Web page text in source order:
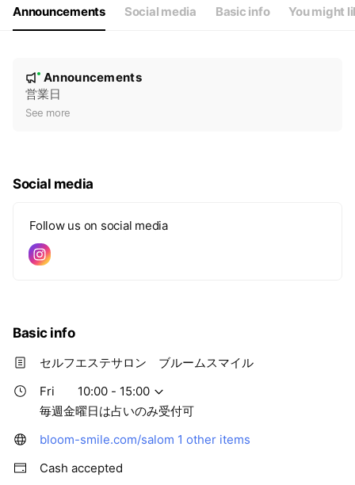
毎週金曜日は占いのみ受付可
Announcements Social media Basic info You might
e
New
Announcements
営業日
See more
Social media
Follow us on social media
Basic info
セルフエステサロン ブルームスマイル
Fri
10:00 - 15:00
毎週金曜日は占いのみ受付可
bloom-smile.com/salom 1 other items
Cash accepted